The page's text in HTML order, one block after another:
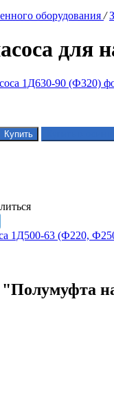
оборудования /
для
1Д500-63 (Ф220,